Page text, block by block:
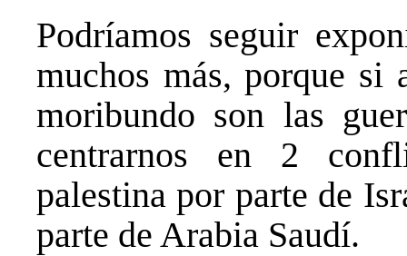
Podríamos seguir
muchos más, porque si
moribundo son las
centrarnos en 2
palestina por parte de
parte de Arabia Saudí.